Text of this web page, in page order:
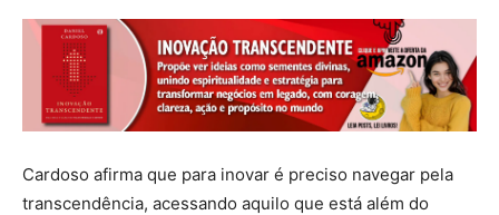
Cardoso afirma que para inovar é preciso navegar pela
transcendência, acessando aquilo que está além do